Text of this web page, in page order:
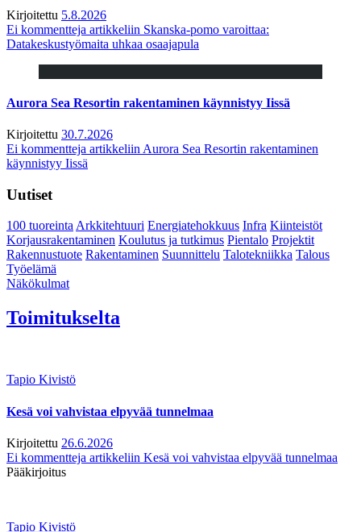
Kirjoitettu 5.8.2026
Ei kommentteja artikkeliin Skanska-pomo varoittaa:
Datakeskustyömaita uhkaa osaajapula
Aurora Sea Resortin rakentaminen käynnistyy Iissä
Kirjoitettu 30.7.2026
Ei kommentteja artikkeliin Aurora Sea Resortin rakentaminen
käynnistyy Iissä
Uutiset
100 tuoreintaArkkitehtuuri Energiatehokkuus Infra Kiinteistöt
Korjausrakentaminen Koulutus ja tutkimus Pientalo Projektit
Rakennustuote Rakentaminen Suunnittelu Talotekniikka Talous
Työelämä
Näkökulmat
Toimitukselta
Tapio Kivistö
Kesä voi vahvistaa elpyvää tunnelmaa
Kirjoitettu 26.6.2026
Ei kommentteja artikkeliin Kesä voi vahvistaa elpyvää tunnelmaa
Pääkirjoitus
Tapio Kivistö